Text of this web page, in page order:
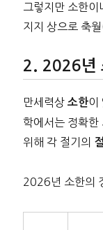
그렇지만 소한
지지 상으로 축
2026년
만세력상 소한이
학에서는 정확한
위해 각 절기의
2026년 소한의